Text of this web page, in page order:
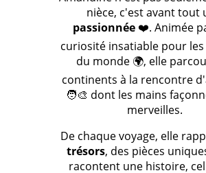
nièce, c'est avant tout
passionnée❤️. Animée
curiosité insatiable pour
du monde 🌍, elle
continents à la rencontre
🧑‍🎨 dont les mains
merveilles.
De chaque voyage, elle
trésors, des pièces
racontent une histoire,